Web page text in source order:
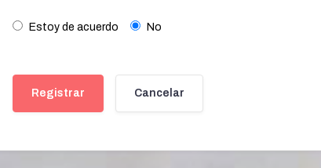
Estoy de acuerdo No
Registrar Cancelar